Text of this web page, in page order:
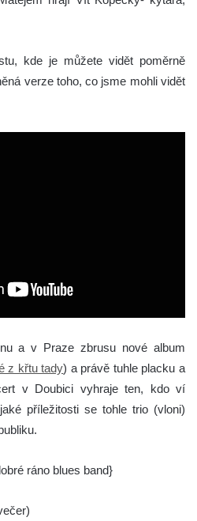
kde je můžete vidět poměrně
verze toho, co jsme mohli vidět
a v Praze zbrusu nové album
z křtu tady) a právě tuhle placku a
v Doubici vyhraje ten, kdo ví
příležitosti se tohle trio (vloni)
ráno blues band}